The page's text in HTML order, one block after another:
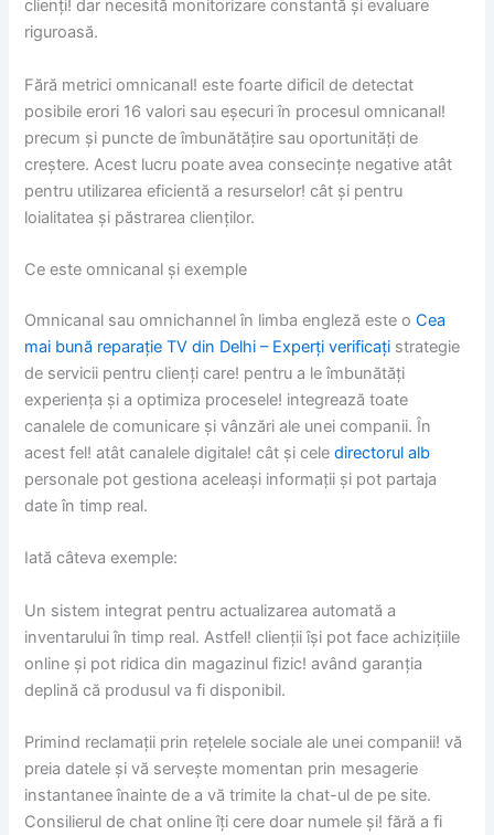
clienți! dar necesită monitorizare constantă și evaluare
riguroasă.
Fără metrici omnicanal! este foarte dificil de detectat
posibile erori 16 valori sau eșecuri în procesul omnicanal!
precum și puncte de îmbunătățire sau oportunități de
creștere. Acest lucru poate avea consecințe negative atât
pentru utilizarea eficientă a resurselor! cât și pentru
loialitatea și păstrarea clienților.
Ce este omnicanal și exemple
Omnicanal sau omnichannel în limba engleză este oCea
mai bună reparație TV din Delhi – Experți verificați strategie
de servicii pentru clienți care! pentru a le îmbunătăți
experiența și a optimiza procesele! integrează toate
canalele de comunicare și vânzări ale unei companii. În
acest fel! atât canalele digitale! cât și celedirectorul alb
personale pot gestiona aceleași informații și pot partaja
date în timp real.
Iată câteva exemple:
Un sistem integrat pentru actualizarea automată a
inventarului în timp real. Astfel! clienții își pot face achizițiile
online și pot ridica din magazinul fizic! având garanția
deplină că produsul va fi disponibil.
Primind reclamații prin rețelele sociale ale unei companii! vă
preia datele și vă servește momentan prin mesagerie
instantanee înainte de a vă trimite la chat-ul de pe site.
Consilierul de chat online îți cere doar numele și! fără a fi